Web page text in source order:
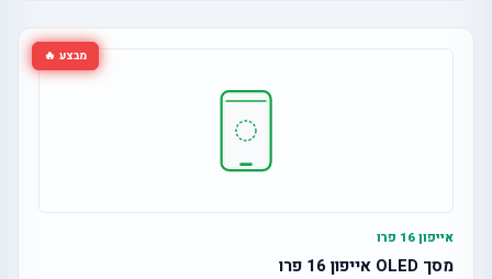
מבצע 🔥
אייפון 16 פרו
מסך OLED אייפון 16 פרו